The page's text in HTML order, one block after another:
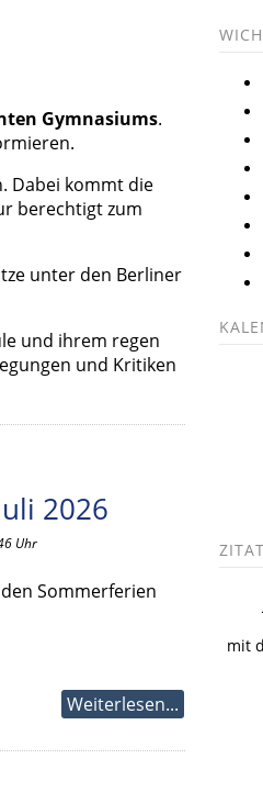
Gymnasiums.
Dabei kommt die
berechtigt zum
unter den Berliner
und ihrem regen
und Kritiken
2026
Uhr
Sommerferien
Weiterlesen...
mit